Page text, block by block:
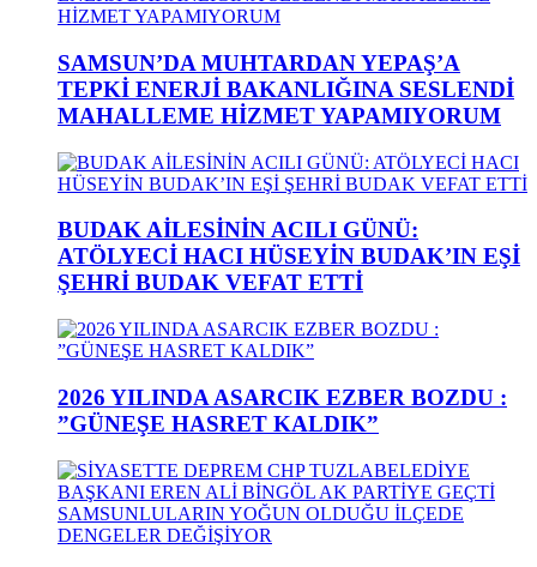
SAMSUN’DA MUHTARDAN YEPAŞ’A
TEPKİ ENERJİ BAKANLIĞINA SESLENDİ
MAHALLEME HİZMET YAPAMIYORUM
BUDAK AİLESİNİN ACILI GÜNÜ:
ATÖLYECİ HACI HÜSEYİN BUDAK’IN EŞİ
ŞEHRİ BUDAK VEFAT ETTİ
2026 YILINDA ASARCIK EZBER BOZDU :
”GÜNEŞE HASRET KALDIK”